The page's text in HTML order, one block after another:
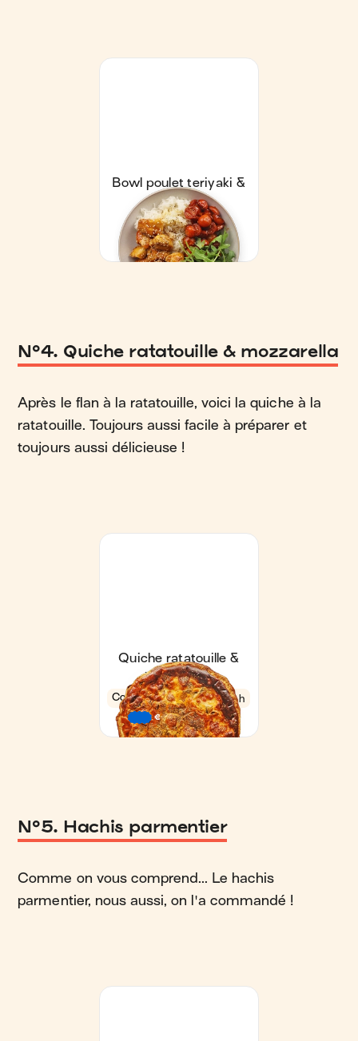
N°4. Quiche ratatouille & mozzarella
Après le flan à la ratatouille, voici la quiche à la
ratatouille. Toujours aussi facile à préparer et
toujours aussi délicieuse !
N°5. Hachis parmentier
Comme on vous comprend... Le hachis
parmentier, nous aussi, on l'a commandé !